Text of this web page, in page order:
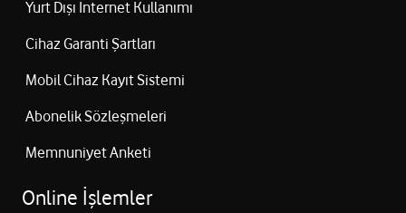
Yurt Dışı İnternet Kullanımı
Cihaz Garanti Şartları
Mobil Cihaz Kayıt Sistemi
Abonelik Sözleşmeleri
Memnuniyet Anketi
Online İşlemler